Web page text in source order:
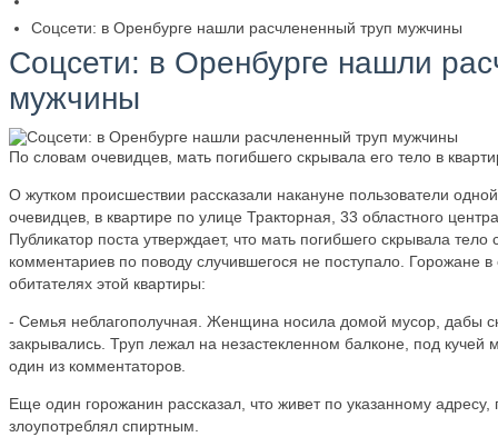
​Соцсети: в Оренбурге нашли расчлененный труп мужчины
​Соцсети: в Оренбурге нашли
мужчины
По словам очевидцев, мать погибшего скрывала его тело в
О жутком происшествии рассказали накануне пользователи
очевидцев, в квартире по улице Тракторная, 33 областного
Публикатор поста утверждает, что мать погибшего скрывала
комментариев по поводу случившегося не поступало. Горожане
обитателях этой квартиры:
- Семья неблагополучная. Женщина носила домой мусор, дабы
закрывались. Труп лежал на незастекленном балконе, под
один из комментаторов.
Еще один горожанин рассказал, что живет по указанному
злоупотреблял спиртным.